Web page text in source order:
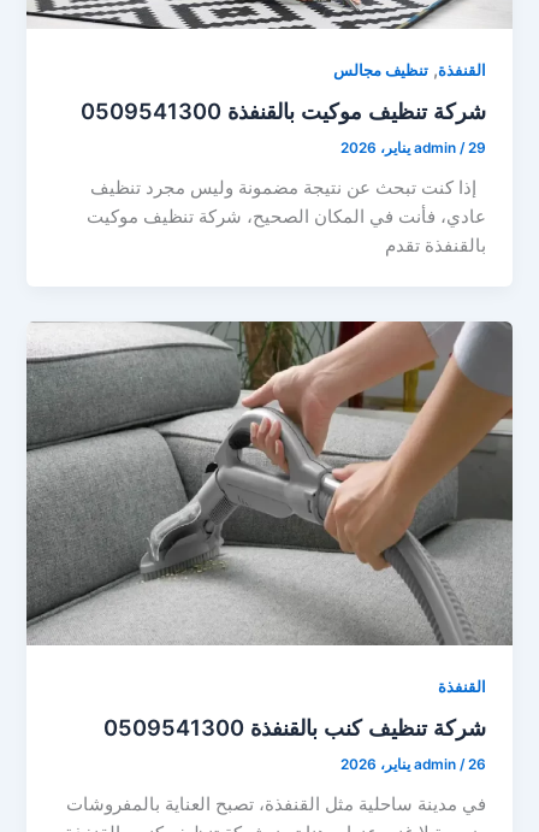
القنفذة,تنظيف مجالس
شركة تنظيف موكيت بالقنفذة 0509541300
admin /29 يناير، 2026
إذا كنت تبحث عن نتيجة مضمونة وليس مجرد تنظيف
عادي، فأنت في المكان الصحيح، شركة تنظيف موكيت
بالقنفذة تقدم
القنفذة
شركة تنظيف كنب بالقنفذة 0509541300
admin /26 يناير، 2026
في مدينة ساحلية مثل القنفذة، تصبح العناية بالمفروشات